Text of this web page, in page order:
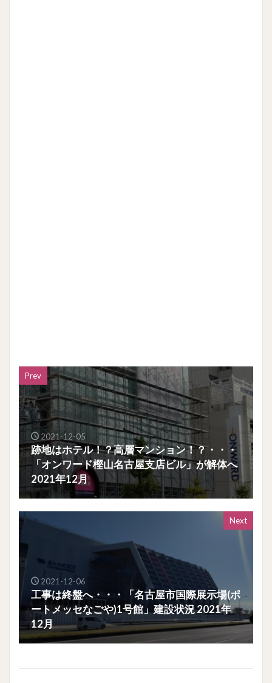
Prev
2021-12-05
跡地はホテル！？高層マンション！？・・・
「オンワード樫山名古屋支店ビル」が解体へ
2021年12月
Next
2021-12-06
工事は終盤へ・・・「名古屋市国際展示場(ポ
ートメッセなごや)1号館」建設状況 2021年
12月